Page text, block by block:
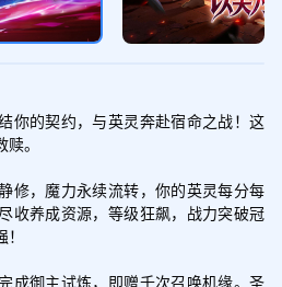
你的契约，与英灵奔赴宿命之战！这
。
修，魔力永续流转，你的英灵每分每
收养成资源，等级狂飙，战力突破冠
成御主试炼，即赠千次召唤机缘。圣